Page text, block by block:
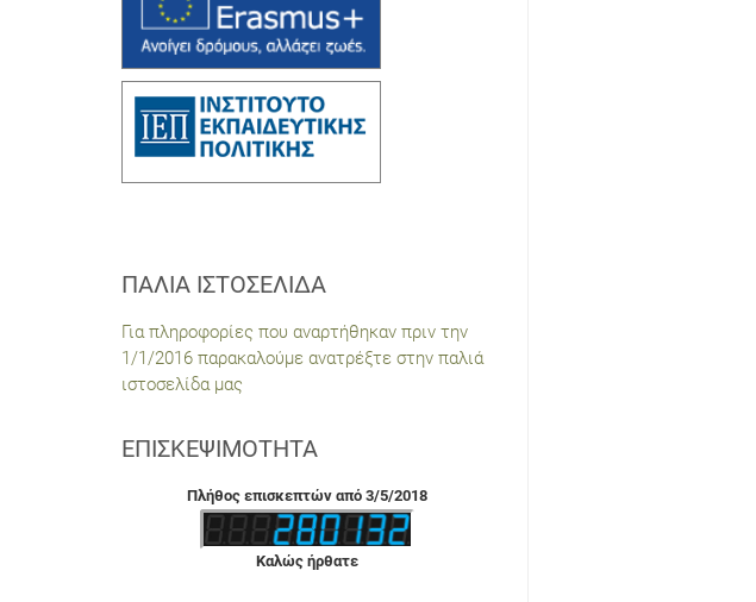
ΠΑΛΙΆ ΙΣΤΟΣΕΛΊΔΑ
Για πληροφορίες που αναρτήθηκαν πριν την
1/1/2016 παρακαλούμε ανατρέξτε στην παλιά
ιστοσελίδα μας
ΕΠΙΣΚΕΨΙΜΌΤΗΤΑ
Πλήθος επισκεπτών από 3/5/2018
Καλώς ήρθατε